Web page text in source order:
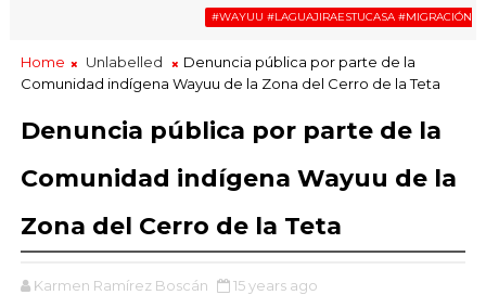
#WAYUU #LAGUAJIRAESTUCASA #MIGRACIÓN
Home Unlabelled
Denuncia pública por parte de la
Comunidad indígena Wayuu de la Zona del Cerro de la Teta
Denuncia pública por parte de la
Comunidad indígena Wayuu de la
Zona del Cerro de la Teta
Karmen Ramírez Boscán 15 years ago